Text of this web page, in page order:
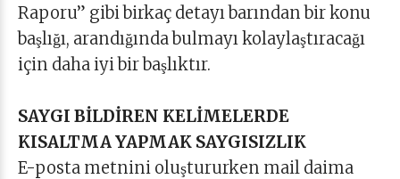
Raporu” gibi birkaç detayı barından bir konu
başlığı, arandığında bulmayı kolaylaştıracağı
için daha iyi bir başlıktır.
SAYGI BİLDİREN KELİMELERDE
KISALTMA YAPMAK SAYGISIZLIK
E-posta metnini oluştururken mail daima